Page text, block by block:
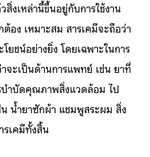
งเหล่านี้ขึ้นอยู่กับการใช้งาน
ต้อง เหมาะสม สารเคมีจะถือว่า
ยชน์อย่างยิ่ง โดยเฉพาะในการ
จะเป็นด้านการแพทย์ เช่น ยาที่
บำบัดคุณภาพสิ่งแวดล้อม ไป
น้ำยาซักผ้า แชมพูสระผม สิ่ง
รเคมีทั้งสิ้น